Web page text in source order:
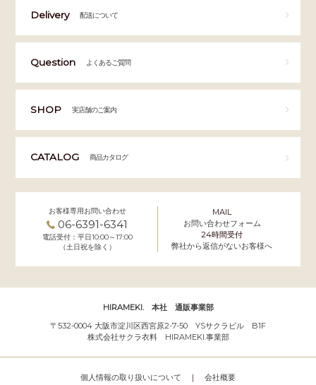
Delivery 配送について
Question よくあるご質問
SHOP 実店舗のご案内
CATALOG 商品カタログ
お客様専用お問い合わせ
06-6391-6341
電話受付：平日10:00～17:00
（土日祝を除く）
MAIL
お問い合わせフォーム
24時間受付
弊社から返信がないお客様へ
HIRAMEKI. 本社 通販事業部
〒532-0004 大阪市淀川区西宮原2-7-50 YSサクラビル B1F
株式会社サクラ衣料 HIRAMEKI.事業部
個人情報の取り扱いについて ｜ 会社概要